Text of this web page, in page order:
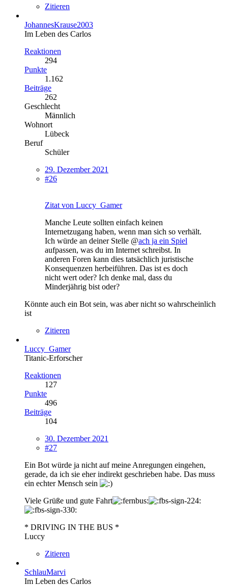
Zitieren
JohannesKrause2003
Im Leben des Carlos
Reaktionen
294
Punkte
1.162
Beiträge
262
Geschlecht
Männlich
Wohnort
Lübeck
Beruf
Schüler
29. Dezember 2021
#26
Zitat von Luccy_Gamer
Manche Leute sollten einfach keinen
Internetzugang haben, wenn man sich so verhält.
Ich würde an deiner Stelle @ach ja ein Spiel
aufpassen, was du im Internet schreibst. In
anderen Foren kann dies tatsächlich juristische
Konsequenzen herbeiführen. Das ist es doch
nicht wert oder? Ich denke mal, dass du
Minderjährig bist oder?
Könnte auch ein Bot sein, was aber nicht so wahrscheinlich
ist
Zitieren
Luccy_Gamer
Titanic-Erforscher
Reaktionen
127
Punkte
496
Beiträge
104
30. Dezember 2021
#27
Ein Bot würde ja nicht auf meine Anregungen eingehen,
gerade, da ich sie eher indirekt geschrieben habe. Das muss
ein echter Mensch sein
Viele Grüße und gute Fahrt
* DRIVING IN THE BUS *
Luccy
Zitieren
SchlauMarvi
Im Leben des Carlos